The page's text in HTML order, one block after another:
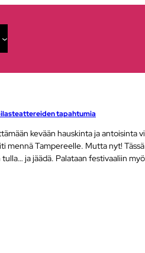
tapahtumia
kevään hauskinta ja antoisinta
Tampereelle. Mutta nyt!
ja jäädä. Palataan festivaaliin